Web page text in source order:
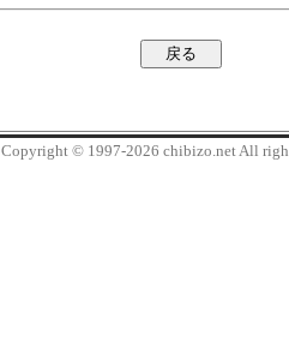
Copyright © 1997-2026 chibizo.net All